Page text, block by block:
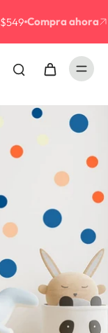
Compra ahora